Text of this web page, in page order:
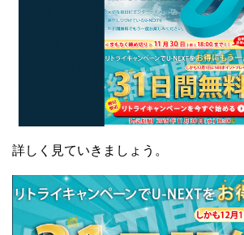
詳しく見ていきましょう。